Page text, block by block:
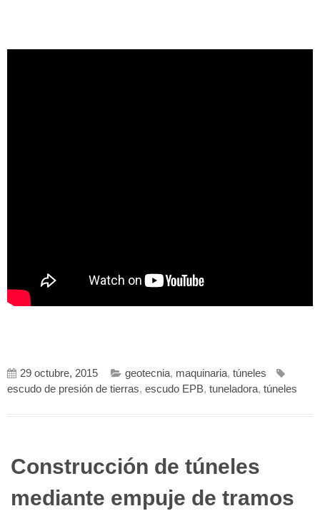
29 octubre, 2015 geotecnia, maquinaria, túneles
escudo de presión de tierras, escudo EPB, tuneladora, túneles
Construcción de túneles
mediante empuje de tramos